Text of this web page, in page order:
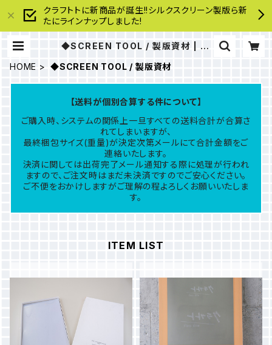
クラフトトに新商品が誕生!!シルクスクリーン製版ら新
たにラインナップしました!
◆SCREEN TOOL / 製版資材 | cr
HOME
◆SCREEN TOOL / 製版資材
【送料が個別合算する件について】
ご購入時、システムの関係上一旦すべての送料合計が合算さ
れてしまいますが、
最終梱包サイズ(重量)が決定次第メールにて合計金額をご
連絡いたします。
決済に関しては出荷完了メール通知する際に処理が行われ
ますので、ご注文時はまだ未決済ですのでご安心ください。
ご不便をおかけしますがご理解の程よろしくお願いいたしま
す。
ITEM LIST